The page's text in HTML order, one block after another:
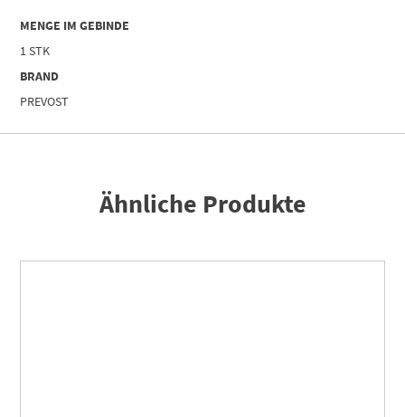
(bar)
Eingang
:
15
:
MENGE IM GEBINDE
1 STK
BRAND
PREVOST
Ähnliche Produkte